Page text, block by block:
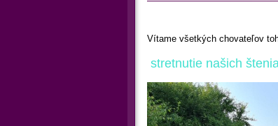
Vítame všetkých chovateľov
stretnutie našich